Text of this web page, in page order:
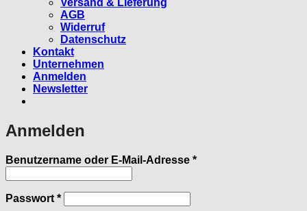
AGB
Widerruf
Datenschutz
Kontakt
Unternehmen
Anmelden
Newsletter
Anmelden
Benutzername oder E-Mail-Adresse *Erforderlich
Passwort *Erforderlich